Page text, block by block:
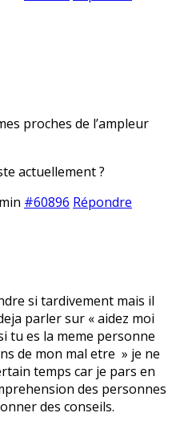
proches de l’ampleur
actuellement ?
#60896 Répondre
si tardivement mais il
parler sur « aidez moi
tu es la meme personne
de mon mal etre » je ne
temps car je pars en
des personnes
des conseils.